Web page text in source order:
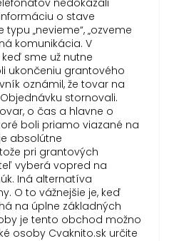
o stave
„nevieme“, „ozveme
komunikácia. V
sme už nutne
ukončeniu grantového
oznámil, že tovar na
stornovali.
o čas a hlavne o
boli priamo viazané na
absolútne
pri grantových
vyberá vopred na
Iná alternatíva
O to vážnejšie je, keď
na úplne základných
je tento obchod možno
osoby Cvaknito.sk určite